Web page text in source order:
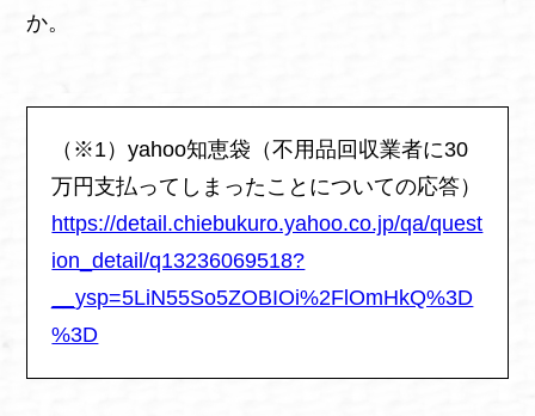
か。
（※1）yahoo知恵袋（不用品回収業者に30
万円支払ってしまったことについての応答）
https://detail.chiebukuro.yahoo.co.jp/qa/quest
ion_detail/q13236069518?
__ysp=5LiN55So5ZOBIOi%2FlOmHkQ%3D
%3D